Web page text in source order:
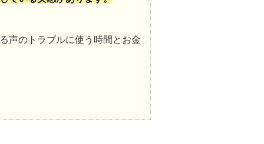
声のトラブルに使う時間とお金